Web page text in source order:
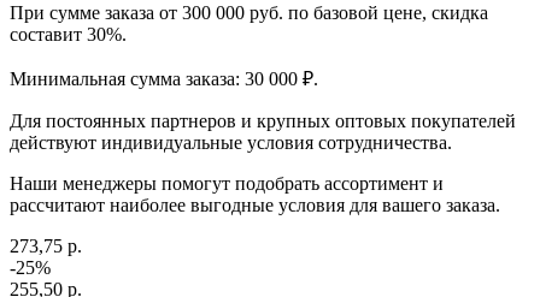
При сумме заказа от 300 000 руб. по базовой цене, скидка
составит 30%.
Минимальная сумма заказа: 30 000 ₽.
Для постоянных партнеров и крупных оптовых покупателей
действуют индивидуальные условия сотрудничества.
Наши менеджеры помогут подобрать ассортимент и
рассчитают наиболее выгодные условия для вашего заказа.
273,75 р.
-25%
255,50 р.